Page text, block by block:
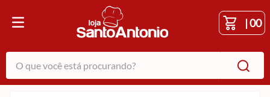
|00
O que você está procurando?